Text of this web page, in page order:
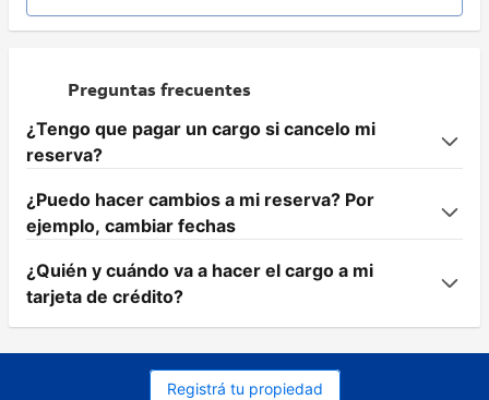
Preguntas frecuentes
¿Tengo que pagar un cargo si cancelo mi
reserva?
¿Puedo hacer cambios a mi reserva? Por
ejemplo, cambiar fechas
¿Quién y cuándo va a hacer el cargo a mi
tarjeta de crédito?
Registrá tu propiedad